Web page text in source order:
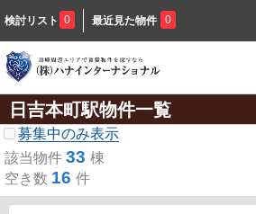
検討リスト 0 最近見た物件 0
日吉本町駅物件一覧
募集中のみ表示
該当物件 33 棟
空き数 16 件